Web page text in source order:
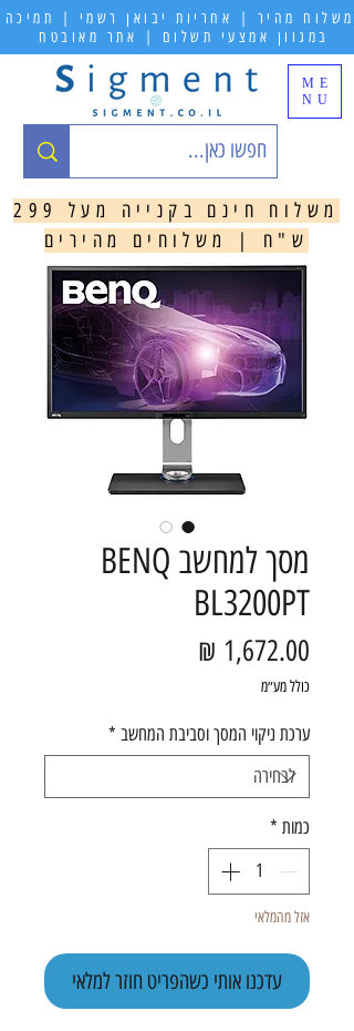
ME
NU
משלוח מהיר | אחריות יבואן רשמי | תמיכה
במגוון אמצעי תשלום | אתר מאובטח
משלוח חינם בקנייה מעל 299
ש"ח | משלוחים מהירים
מסך למחשב BENQ
BL3200PT
כולל מע״מ
ערכת ניקוי המסך וסביבת המחשב *
כמות *
אזל מהמלאי
עדכנו אותי כשהפריט חוזר למלאי